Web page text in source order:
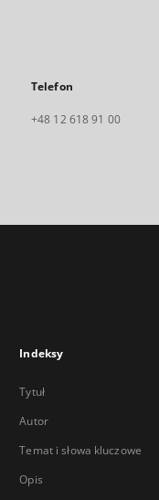
Telefon
+48 12 618 91 00
Indeksy
Tytuł
Autor
Temat i słowa kluczowe
Opis